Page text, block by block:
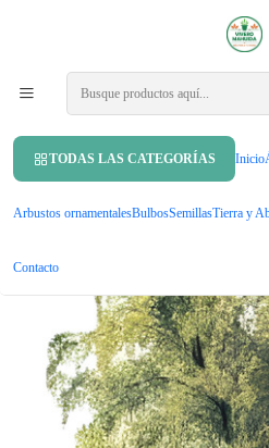
TODAS LAS CATEGORÍAS Inicio
Arbustos ornamentalesBulbosSemillasTierra y
Contacto
APROVECHA UN 10% DE DCTO.
Árboles Árboles nativos